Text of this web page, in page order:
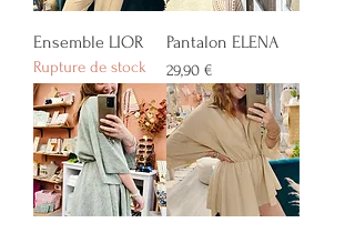
Ensemble LIOR
Rupture de stock
Pantalon ELENA
Prix
29,90 €